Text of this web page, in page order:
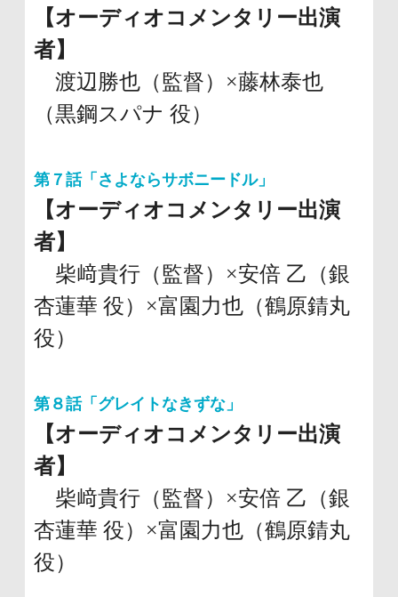
【オーディオコメンタリー出演
者】
渡辺勝也（監督）×藤林泰也
（黒鋼スパナ 役）
第７話「さよならサボニードル」
【オーディオコメンタリー出演
者】
柴﨑貴行（監督）×安倍 乙（銀
杏蓮華 役）×富園力也（鶴原錆丸
役）
第８話「グレイトなきずな」
【オーディオコメンタリー出演
者】
柴﨑貴行（監督）×安倍 乙（銀
杏蓮華 役）×富園力也（鶴原錆丸
役）